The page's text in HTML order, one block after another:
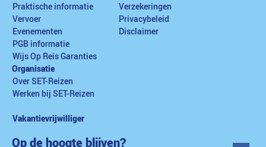
Praktische informatie
Vervoer
Evenementen
PGB informatie
Wijs Op Reis Garanties
Verzekeringen
Privacybeleid
Disclaimer
Organisatie
Over SET-Reizen
Werken bij SET-Reizen
Vakantievrijwilliger
Op de hoogte blijven?